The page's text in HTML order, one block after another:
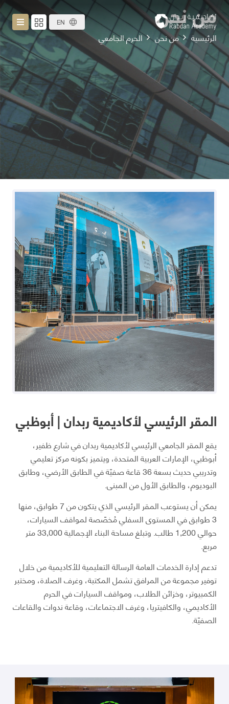
EN من نحن
الرئيسية من نحن الحرم الجامعي
المقر الرئيسي لأكاديمية ربدان | أبوظبي
يقع المقر الجامعي الرئيسي لأكاديمية ربدان في شارع ظفير،
أبوظبي، الإمارات العربية المتحدة، ويتميز بكونه مركز تعليمي
وتدريبي حديث بسعة 36 قاعة صفيّة في الطابق الأرضي، وطابق
البوديوم، والطابق الأول من المبنى.
يمكن أن يستوعب المقر الرئيسي الذي يتكون من 7 طوابق، منها
3 طوابق في المستوى السفلي مُخصّصة لمواقف السيارات،
حوالي 1,200 طالب. وتبلغ مساحة البناء الإجمالية 33,000 متر
مربع.
تدعم إدارة الخدمات العامة الرسالة التعليمية للأكاديمية من خلال
توفير مجموعة من المرافق تشمل المكتبة، وغرف الصلاة، ومختبر
الكمبيوتر، وخزائن الطلاب، ومواقف السيارات في الحرم
الأكاديمي، والكافيتريا، وغرف الاجتماعات، وقاعة ندوات والقاعات
الصفيّة.